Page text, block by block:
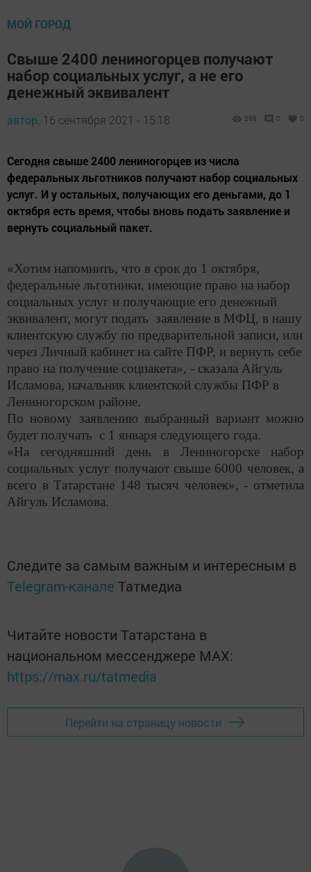
МОЙ ГОРОД
Свыше 2400 лениногорцев получают
набор социальных услуг, а не его
денежный эквивалент
автор, 16 сентября 2021 - 15:18 368 0 0
Сегодня свыше 2400 лениногорцев из числа
федеральных льготников получают набор социальных
услуг. И у остальных, получающих его деньгами, до 1
октября есть время, чтобы вновь подать заявление и
вернуть социальный пакет.
«Хотим напомнить, что в срок до 1 октября,
федеральные льготники, имеющие право на набор
социальных услуг и получающие его денежный
эквивалент, могут подать заявление в МФЦ, в нашу
клиентскую службу по предварительной записи, или
через Личный кабинет на сайте ПФР, и вернуть себе
право на получение соцпакета», - сказала Айгуль
Исламова, начальник клиентской службы ПФР в
Лениногорском районе.
По новому заявлению выбранный вариант можно
будет получать с 1 января следующего года.
«На сегодняшний день в Лениногорске набор
социальных услуг получают свыше 6000 человек, а
всего в Татарстане 148 тысяч человек», - отметила
Айгуль Исламова.
Следите за самым важным и интересным в
Telegram-канале Татмедиа
Читайте новости Татарстана в
национальном мессенджере MАХ:
https://max.ru/tatmedia
Перейти на страницу новости